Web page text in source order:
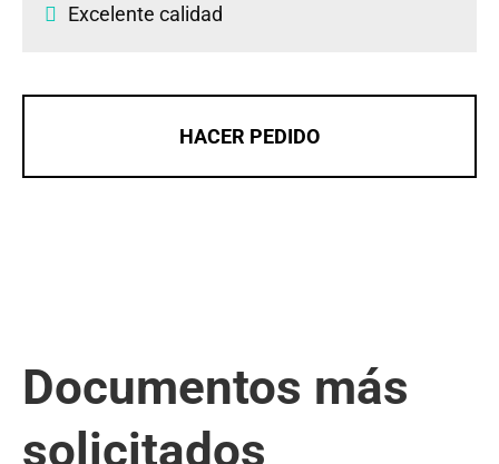
Excelente calidad
HACER PEDIDO
Documentos más
solicitados